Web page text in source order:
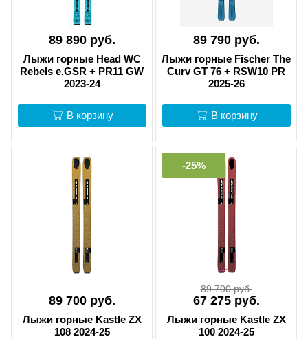
89 890 руб.
Лыжи горные Head WC
Rebels e.GSR + PR11 GW
2023-24
В корзину
89 790 руб.
Лыжи горные Fischer The
Curv GT 76 + RSW10 PR
2025-26
В корзину
89 700 руб.
Лыжи горные Kastle ZX
108 2024-25
-25%
89 700 руб.
67 275 руб.
Лыжи горные Kastle ZX
100 2024-25